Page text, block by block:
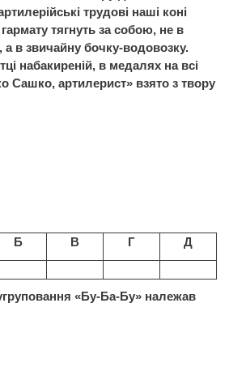
трудові наші коні
тягнуть за собою, не в
а в звичайну бочку-водовозку.
набакиреній, в медалях на всі
Сашко, артилерист» взято з твору
Б В Г Д
«Бу-Ба-Бу» належав